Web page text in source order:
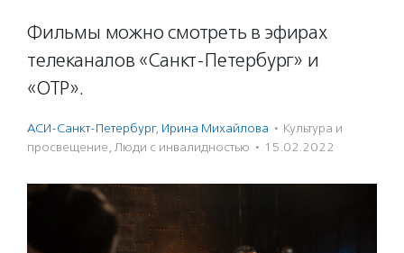
Фильмы можно смотреть в эфирах
телеканалов «Санкт-Петербург» и
«ОТР».
АСИ-Санкт-Петербург, Ирина Михайлова · Культура и
просвещение, Люди с инвалидностью · 15.02.2022